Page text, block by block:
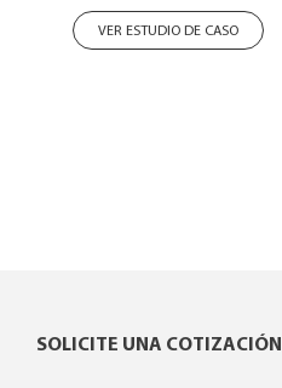
VER ESTUDIO DE CASO
SOLICITE UNA COTIZACIÓN